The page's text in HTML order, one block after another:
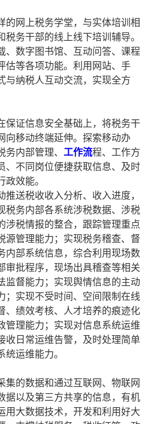
的网上税务学堂，与实体培训相
务干部的线上线下培训辅导。
、数字图书馆、互动问答、课程
估等各项功能。利用网站、手
与纳税人互动交流，实现全方
保证信息安全基础上，将税务干
向移动终端延伸。探索移动办
务内部管理、 工作流程、工作方
、不同岗位便捷获取信息、及时
政效能。
送税收收入分析、收入进度，
税务内部各系统涉税数据、涉税
涉税情报的整合，跟踪管理重点
源管理能力；实现税务稽查、督
内部系统信息，综合利用现场数
审批程序，现场出具稽查等相关
监督能力；实现舆情信息的主动
；实现不受时间、空间限制在线
、绩效考核、人才培养的痕迹化
管理能力；实现对信息系统运维
收日常运维告警，及时处理简单
统运维能力。
集的数据和通过互联网、物联网
据以及第三方共享的信息，有机
用大数据技术，开发和利用好大